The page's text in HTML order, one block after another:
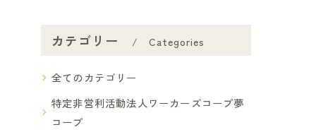
カテゴリー Categories
全てのカテゴリー
特定非営利活動法人ワーカーズコープ夢
コープ